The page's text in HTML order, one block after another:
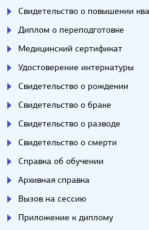
Свидетельство о повышении
Диплом о переподготовке
Медицинский сертификат
Удостоверение интернатуры
Свидетельство о рождении
Свидетельство о браке
Свидетельство о разводе
Свидетельство о смерти
Справка об обучении
Архивная справка
Вызов на сессию
Приложение к диплому